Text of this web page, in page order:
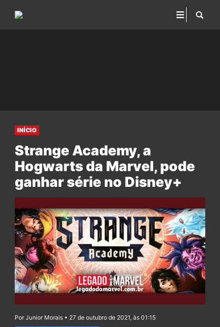
INÍCIO
Strange Academy, a
Hogwarts da Marvel, pode
ganhar série no Disney+
Por Junior Morais • 27 de outubro de 2021, às 01:15